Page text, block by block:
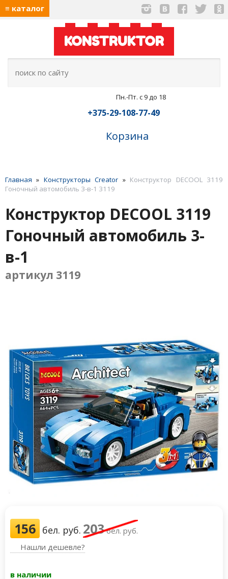
≡ каталог
KONSTRUKTOR
Пн.-Пт. с 9 до 18
+375-29-108-77-49
Корзина
Главная » Конструкторы Creator » Конструктор DECOOL 3119
Гоночный автомобиль 3-в-1 3119
Конструктор DECOOL 3119
Гоночный автомобиль 3-
в-1
артикул 3119
156 бел. руб. 203бел. руб.
Нашли дешевле?
в наличии